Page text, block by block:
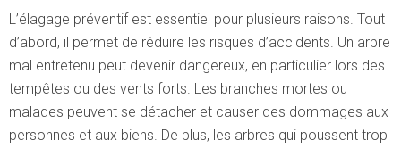
L’élagage préventif est essentiel pour plusieurs raisons. Tout
d’abord, il permet de réduire les risques d’accidents. Un arbre
mal entretenu peut devenir dangereux, en particulier lors des
tempêtes ou des vents forts. Les branches mortes ou
malades peuvent se détacher et causer des dommages aux
personnes et aux biens. De plus, les arbres qui poussent trop